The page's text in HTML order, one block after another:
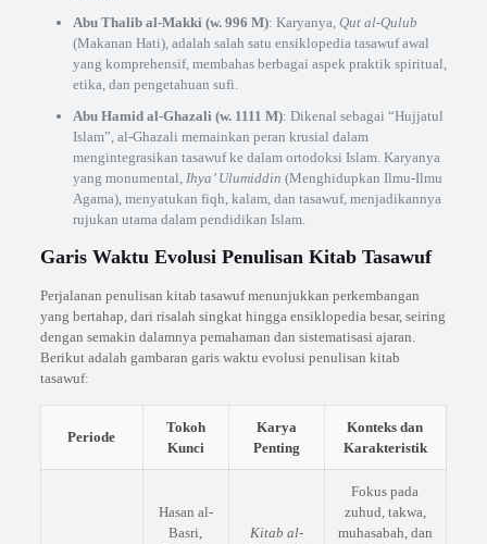
Abu Thalib al-Makki (w. 996 M): Karyanya, Qut al-Qulub
(Makanan Hati), adalah salah satu ensiklopedia tasawuf awal
yang komprehensif, membahas berbagai aspek praktik spiritual,
etika, dan pengetahuan sufi.
Abu Hamid al-Ghazali (w. 1111 M): Dikenal sebagai “Hujjatul
Islam”, al-Ghazali memainkan peran krusial dalam
mengintegrasikan tasawuf ke dalam ortodoksi Islam. Karyanya
yang monumental, Ihya’ Ulumiddin (Menghidupkan Ilmu-Ilmu
Agama), menyatukan fiqh, kalam, dan tasawuf, menjadikannya
rujukan utama dalam pendidikan Islam.
Garis Waktu Evolusi Penulisan Kitab Tasawuf
Perjalanan penulisan kitab tasawuf menunjukkan perkembangan
yang bertahap, dari risalah singkat hingga ensiklopedia besar, seiring
dengan semakin dalamnya pemahaman dan sistematisasi ajaran.
Berikut adalah gambaran garis waktu evolusi penulisan kitab
tasawuf:
Periode
Tokoh
Kunci
Karya
Penting
Konteks dan
Karakteristik
Hasan al-
Basri,
Kitab al-
Fokus pada
zuhud, takwa,
muhasabah, dan